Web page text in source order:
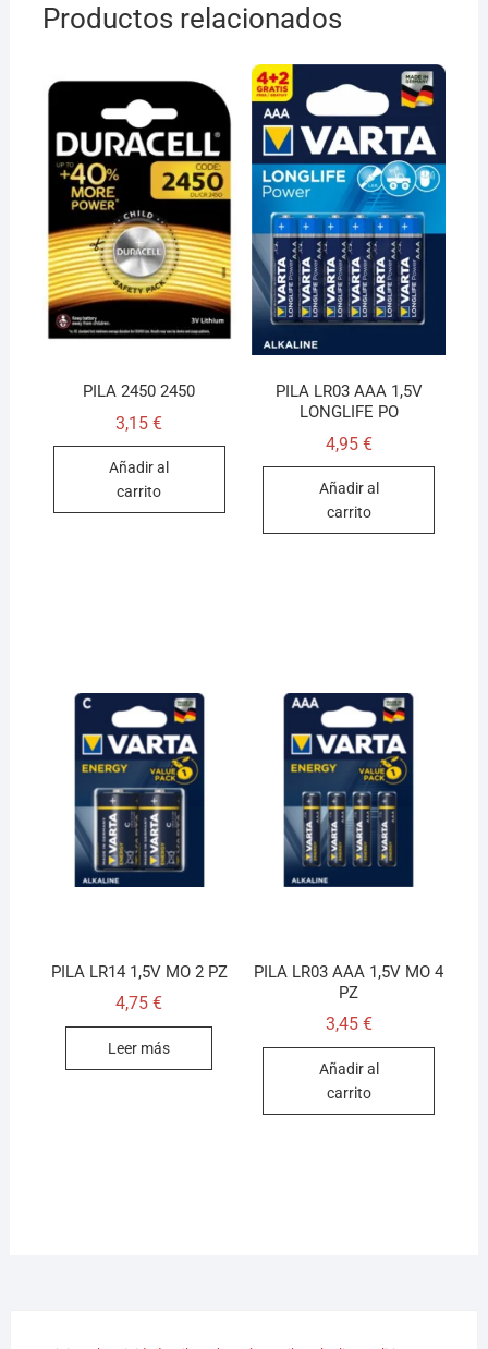
Productos relacionados
PILA 2450 2450
3,15€
Añadir al
carrito
PILA LR03 AAA 1,5V
LONGLIFE PO
4,95 €
Añadir al
carrito
PILA LR14 1,5V MO 2 PZ
4,75€
Leer más
PILA LR03 AAA 1,5V MO 4
PZ
3,45 €
Añadir al
carrito